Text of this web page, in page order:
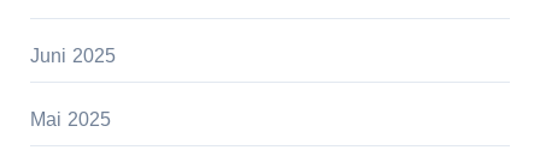
Juni 2025
Mai 2025